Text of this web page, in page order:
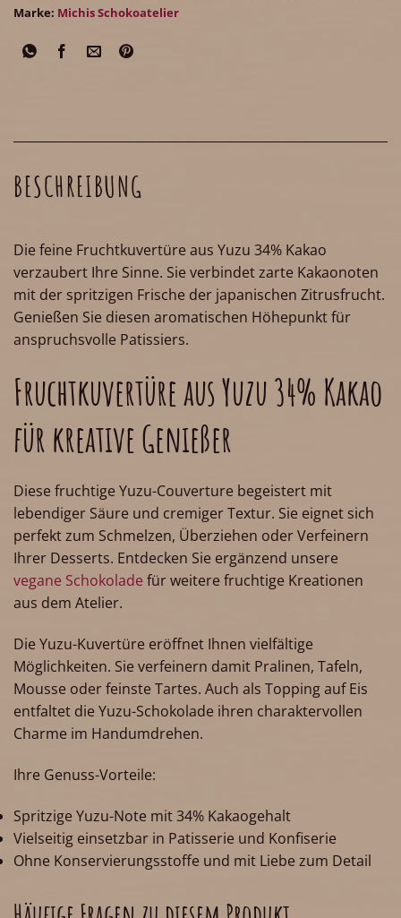
Marke: Michis Schokoatelier
BESCHREIBUNG
Die feine Fruchtkuvertüre aus Yuzu 34% Kakao
verzaubert Ihre Sinne. Sie verbindet zarte Kakaonoten
mit der spritzigen Frische der japanischen Zitrusfrucht.
Genießen Sie diesen aromatischen Höhepunkt für
anspruchsvolle Patissiers.
Fruchtkuvertüre aus Yuzu 34% Kakao
für kreative Genießer
Diese fruchtige Yuzu-Couverture begeistert mit
lebendiger Säure und cremiger Textur. Sie eignet sich
perfekt zum Schmelzen, Überziehen oder Verfeinern
Ihrer Desserts. Entdecken Sie ergänzend unsere
vegane Schokolade für weitere fruchtige Kreationen
aus dem Atelier.
Die Yuzu-Kuvertüre eröffnet Ihnen vielfältige
Möglichkeiten. Sie verfeinern damit Pralinen, Tafeln,
Mousse oder feinste Tartes. Auch als Topping auf Eis
entfaltet die Yuzu-Schokolade ihren charaktervollen
Charme im Handumdrehen.
Ihre Genuss-Vorteile:
Spritzige Yuzu-Note mit 34% Kakaogehalt
Vielseitig einsetzbar in Patisserie und Konfiserie
Ohne Konservierungsstoffe und mit Liebe zum Detail